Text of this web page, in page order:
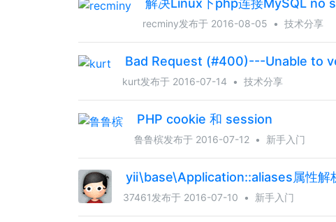
解决Linux下php连接MySQL no
recminy发布于 2016-08-05 • 技术分享
Bad Request (#400)---Unable to
kurt发布于 2016-07-14 • 技术分享
PHP cookie 和 session
鲁鲁槟发布于 2016-07-12 • 新手入门
yii\base\Application::aliases属性解
37461发布于 2016-07-10 • 新手入门